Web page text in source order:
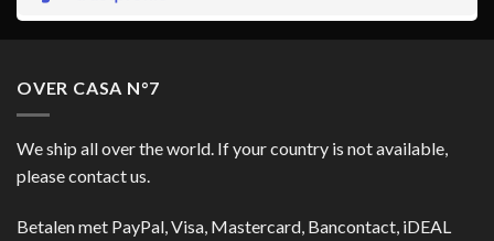
OVER CASA N°7
We ship all over the world. If your country is not available,
please contact us.
Betalen met PayPal, Visa, Mastercard, Bancontact, iDEAL